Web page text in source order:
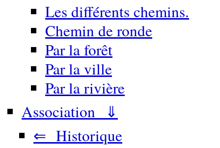
Les différents chemins.
Chemin de ronde
Par la forêt
Par la ville
Par la rivière
Association ⇓
⇐ Historique